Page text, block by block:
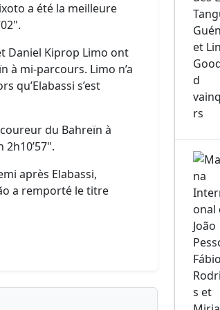
a été la meilleure
Daniel Kiprop Limo ont
à mi-parcours. Limo n’a
qu’Elabassi s’est
du Bahreïn à
après Elabassi,
a remporté le titre